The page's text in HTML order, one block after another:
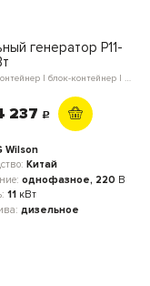
генератор P11-
морской контейнер | блок-контейнер | мини-контейнер | в кожухе | открытое исполнение
237 c
Wilson
Китай
однофазное, 220 В
11 кВт
дизельное